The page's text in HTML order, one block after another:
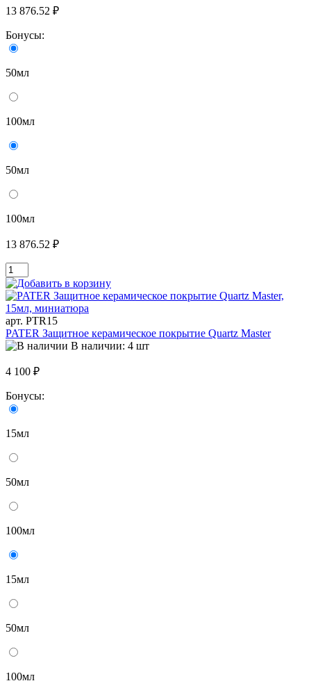
13 876.52 ₽
Бонусы:
50мл
100мл
50мл
100мл
13 876.52 ₽
арт. PTR15
PATER Защитное керамическое покрытие Quartz Master
В наличии: 4 шт
4 100 ₽
Бонусы:
15мл
50мл
100мл
15мл
50мл
100мл